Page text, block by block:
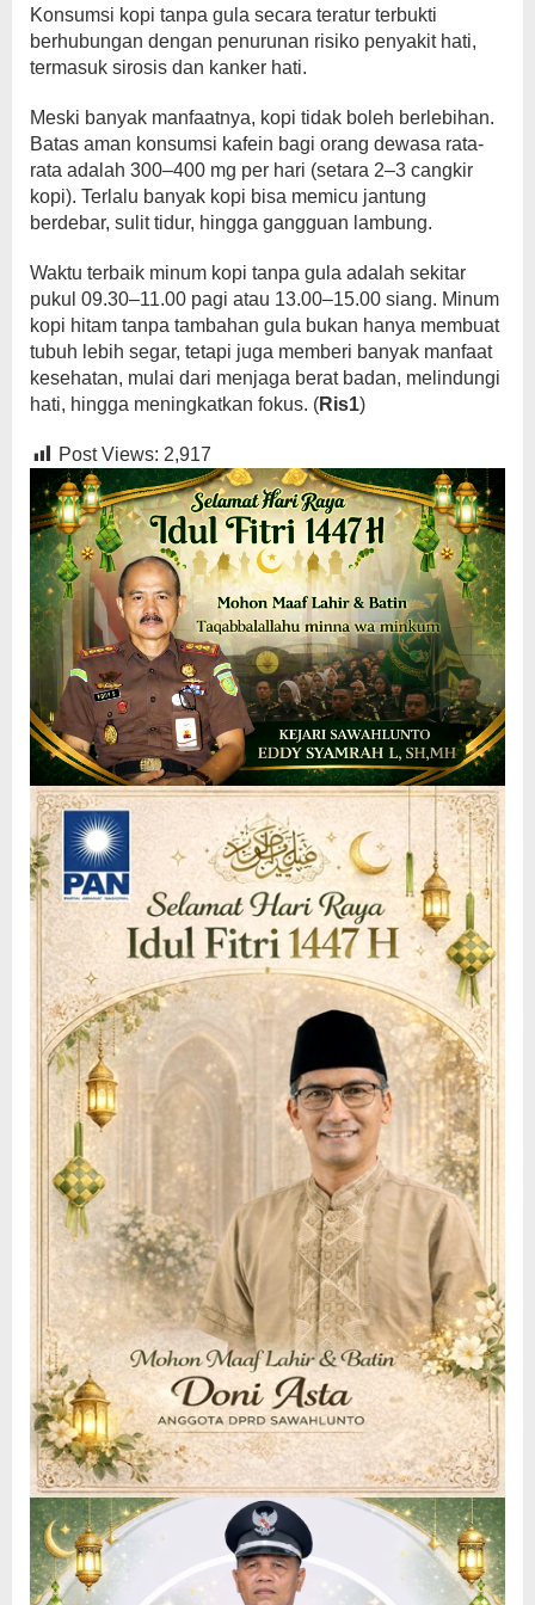
Konsumsi kopi tanpa gula secara teratur terbukti
berhubungan dengan penurunan risiko penyakit hati,
termasuk sirosis dan kanker hati.
Meski banyak manfaatnya, kopi tidak boleh berlebihan.
Batas aman konsumsi kafein bagi orang dewasa rata-
rata adalah 300–400 mg per hari (setara 2–3 cangkir
kopi). Terlalu banyak kopi bisa memicu jantung
berdebar, sulit tidur, hingga gangguan lambung.
Waktu terbaik minum kopi tanpa gula adalah sekitar
pukul 09.30–11.00 pagi atau 13.00–15.00 siang. Minum
kopi hitam tanpa tambahan gula bukan hanya membuat
tubuh lebih segar, tetapi juga memberi banyak manfaat
kesehatan, mulai dari menjaga berat badan, melindungi
hati, hingga meningkatkan fokus. (Ris1)
Post Views: 2,917